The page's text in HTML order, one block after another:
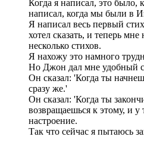
Когда я написал, это было,
написал, когда мы были в
Я написал весь первый
хотел сказать, и теперь
несколько стихов.
Я нахожу это намного
Но Джон дал мне удобный
Он сказал: 'Когда ты
сразу же.'
Он сказал: 'Когда ты
возвращаешься к этому, и у
настроение.
Так что сейчас я пытаюсь